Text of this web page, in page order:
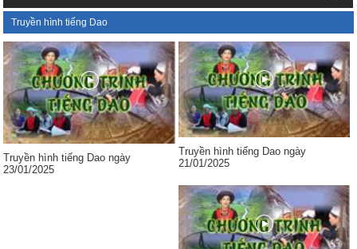
Truyền hình tiếng Dao
Truyền hình tiếng Dao ngày
23/01/2025
Truyền hình tiếng Dao ngày
21/01/2025